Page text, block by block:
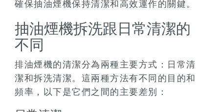
確保抽油煙機保持清潔和高效運作的關鍵。
抽油煙機拆洗跟日常清潔的
不同
排油煙機的清潔分為兩種主要方式：日常清
潔和拆洗清潔。這兩種方法有不同的目的和
頻率，以下是它們之間的主要差別：